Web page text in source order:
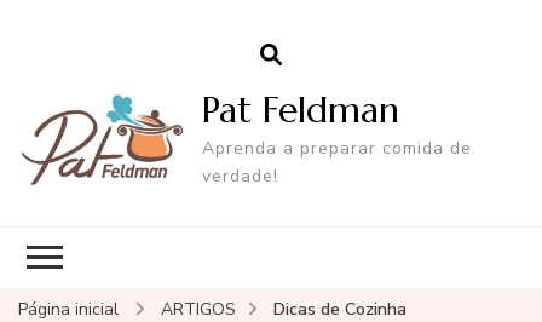
Pat Feldman
Aprenda a preparar comida de
verdade!
Página inicial ARTIGOS Dicas de Cozinha